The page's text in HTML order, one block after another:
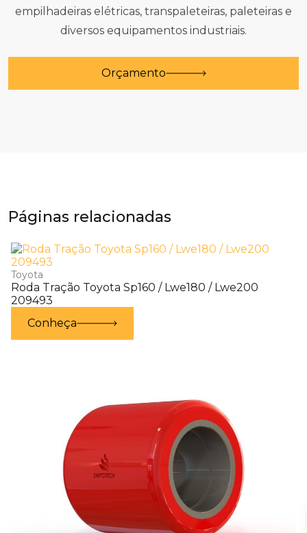
empilhadeiras elétricas, transpaleteiras, paleteiras e
diversos equipamentos industriais.
Orçamento
Páginas relacionadas
Toyota
Roda Tração Toyota Sp160 / Lwe180 / Lwe200
209493
Conheça